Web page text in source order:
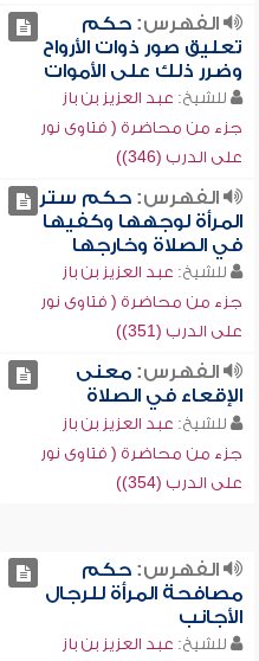
الفهرس:حكم
تعليق صور ذوات الأرواح
وضرر ذلك على الأموات
للشيخ: عبد العزيز بن باز
جزء من محاضرة ( فتاوى نور
على الدرب (346))
الفهرس:حكم ستر
المرأة لوجهها وكفيها
في الصلاة وخارجها
للشيخ: عبد العزيز بن باز
جزء من محاضرة ( فتاوى نور
على الدرب (351))
الفهرس:معنى
الإقعاء في الصلاة
للشيخ: عبد العزيز بن باز
جزء من محاضرة ( فتاوى نور
على الدرب (354))
الفهرس:حكم
مصافحة المرأة للرجال
الأجانب
للشيخ: عبد العزيز بن باز